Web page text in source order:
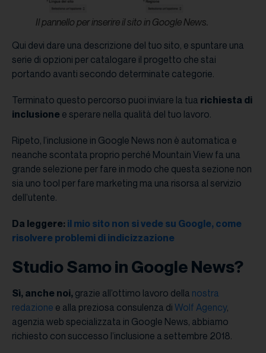
Il pannello per inserire il sito in Google News.
Qui devi dare una descrizione del tuo sito, e spuntare una
serie di opzioni per catalogare il progetto che stai
portando avanti secondo determinate categorie.
Terminato questo percorso puoi inviare la tua richiesta di
inclusione e sperare nella qualità del tuo lavoro.
Ripeto, l’inclusione in Google News non è automatica e
neanche scontata proprio perché Mountain View fa una
grande selezione per fare in modo che questa sezione non
sia uno tool per fare marketing ma una risorsa al servizio
dell’utente.
Da leggere: il mio sito non si vede su Google, come
risolvere problemi di indicizzazione
Studio Samo in Google News?
Sì, anche noi, grazie all’ottimo lavoro della nostra
redazione e alla preziosa consulenza di Wolf Agency,
agenzia web specializzata in Google News, abbiamo
richiesto con successo l’inclusione a settembre 2018.